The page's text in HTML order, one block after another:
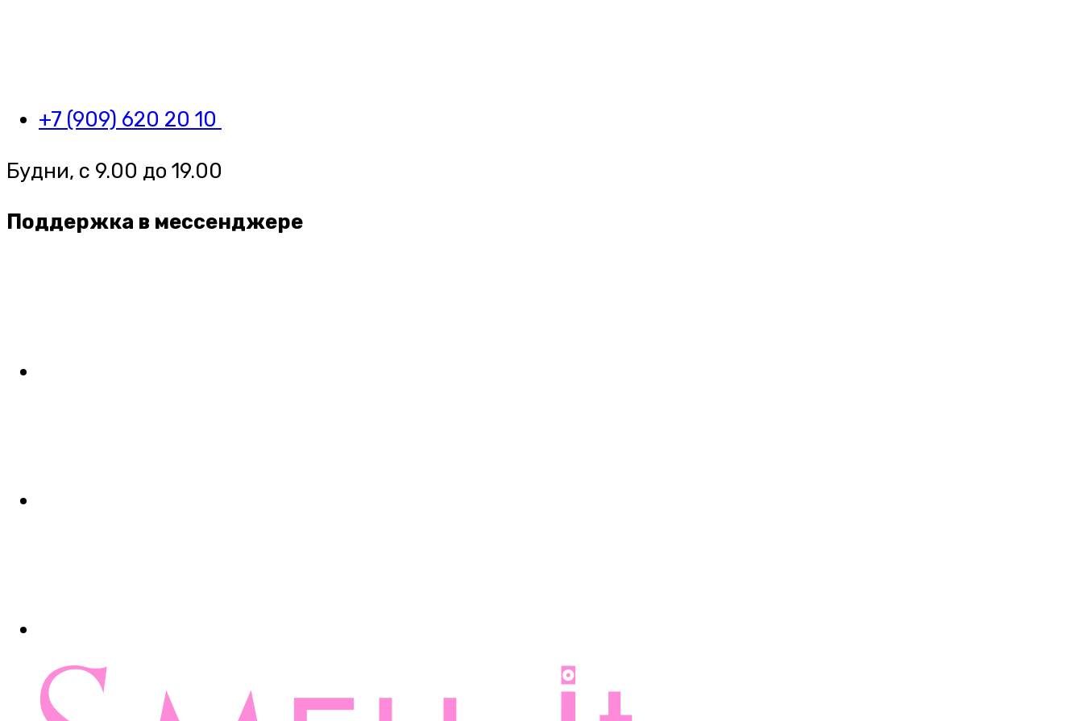
+7 (909) 620 20 10
Будни, с 9.00 до 19.00
Поддержка в мессенджере